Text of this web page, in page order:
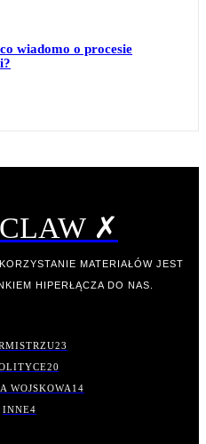
wiadomo o procesie
✗
MATERIAŁÓW JEST
HIPERŁĄCZA DO NAS.
23
20
WOJSKOWA 14
INNE4